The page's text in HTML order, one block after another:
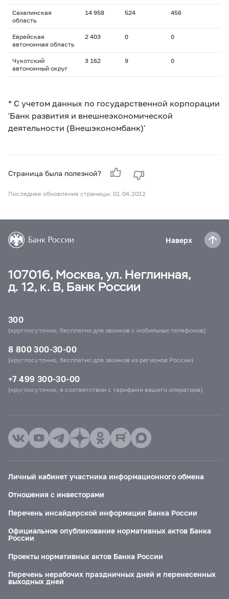
Сахалинская
область
14 958 524 456
Еврейская
автономная область
2 403 0 0
Чукотский
автономный округ
3 162 9 0
* С учетом данных по государственной корпорации
'Банк развития и внешнеэкономической
деятельности (Внешэкономбанк)'
Страница была полезной?
Последнее обновление страницы: 01.04.2012
Наверх
107016, Москва, ул. Неглинная,
д. 12, к. В, Банк России
300
(круглосуточно, бесплатно для звонков с мобильных телефонов)
8 800 300-30-00
(круглосуточно, бесплатно для звонков из регионов России)
+7 499 300-30-00
(круглосуточно, в соответствии с тарифами вашего оператора)
Личный кабинет участника информационного обмена
Отношения с инвесторами
Перечень инсайдерской информации Банка России
Официальное опубликование нормативных актов Банка
России
Проекты нормативных актов Банка России
Перечень нерабочих праздничных дней и перенесенных
выходных дней